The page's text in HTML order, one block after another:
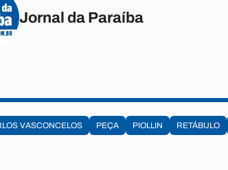
Jornal da Paraíba
VASCONCELOS PEÇA PIOLLIN RETÁBULO